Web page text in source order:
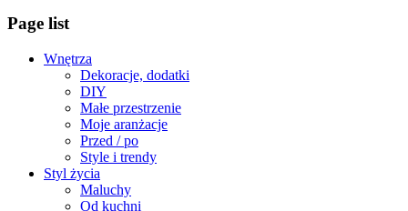
Page list
Wnętrza
Dekoracje, dodatki
DIY
Małe przestrzenie
Moje aranżacje
Przed / po
Style i trendy
Styl życia
Maluchy
Od kuchni